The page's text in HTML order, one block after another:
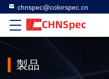
chnspec@colorspec.cn
製品